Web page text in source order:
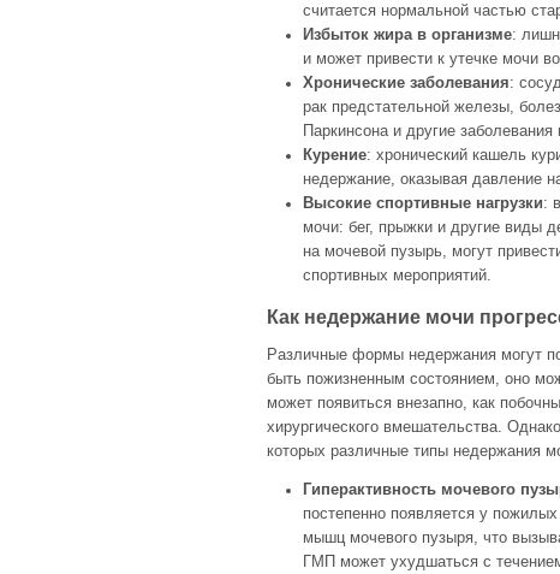
считается нормальной частью
Избыток жира в организме:
и может привести к утечке мочи
Хронические заболевания:
рак предстательной железы,
Паркинсона и другие
Курение: хронический кашель
недержание, оказывая давление
Высокие спортивные нагрузки:
мочи: бег, прыжки и другие виды
на мочевой пузырь, могут
спортивных мероприятий.
Как недержание мочи
Различные формы недержания могут
быть пожизненным состоянием, оно
может появиться внезапно, как
хирургического вмешательства.
которых различные типы недержания
Гиперактивность мочевого
постепенно появляется у
мышц мочевого пузыря, что
ГМП может ухудшаться с